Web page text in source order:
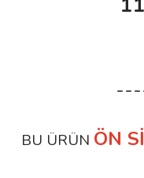
BU ÜRÜN ÖN